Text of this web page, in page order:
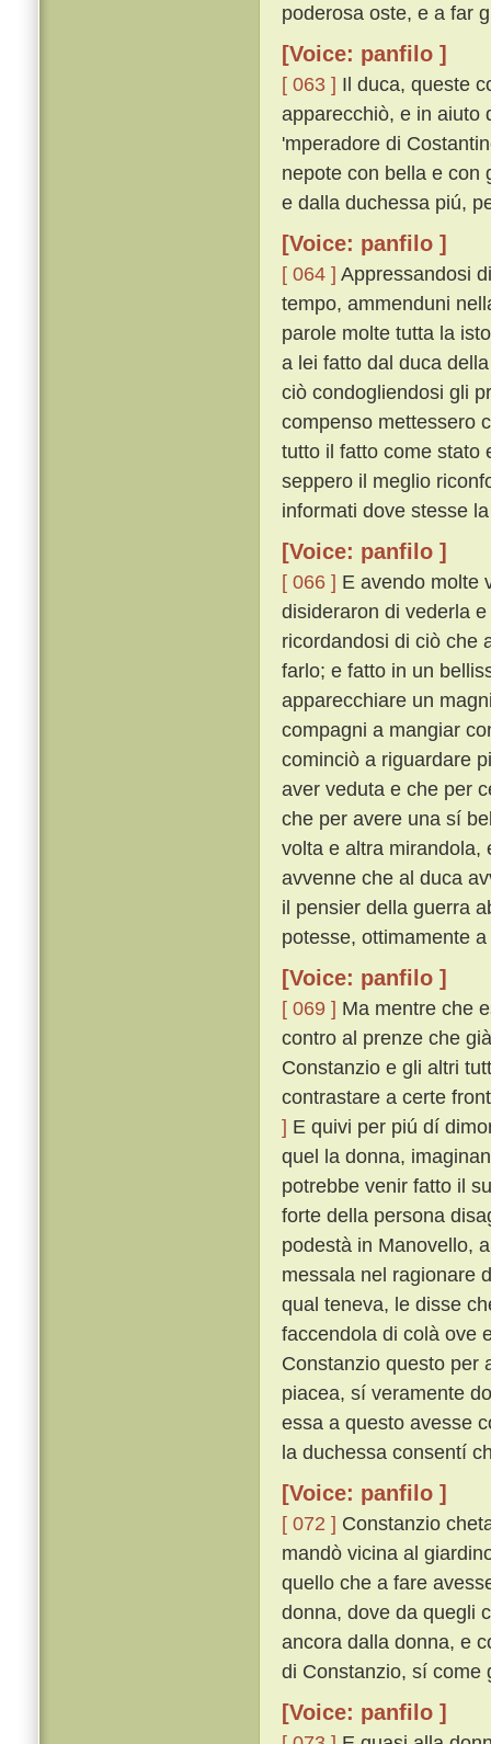
poderosa oste, e a far
[Voice: panfilo ]
[ 063 ] Il duca, queste
apparecchiò, e in aiuto
'mperadore di
nepote con bella e con
e dalla duchessa piú,
[Voice: panfilo ]
[ 064 ] Appressandosi
tempo, ammenduni
parole molte tutta la
a lei fatto dal duca
ciò condogliendosi gli
compenso mettessero
tutto il fatto come stato
seppero il meglio
informati dove stesse
[Voice: panfilo ]
[ 066 ] E avendo molte
disideraron di vederla
ricordandosi di ciò che
farlo; e fatto in un
apparecchiare un
compagni a mangiar
cominciò a riguardare
aver veduta e che per
che per avere una sí
volta e altra mirandola,
avvenne che al duca
il pensier della guerra
potesse, ottimamente
[Voice: panfilo ]
[ 069 ] Ma mentre che
contro al prenze che
Constanzio e gli altri
contrastare a certe
] E quivi per piú dí
quel la donna,
potrebbe venir fatto il
forte della persona
podestà in Manovello,
messala nel ragionare
qual teneva, le disse
faccendola di colà ove
Constanzio questo per
piacea, sí veramente
essa a questo avesse
la duchessa consentí
[Voice: panfilo ]
[ 072 ] Constanzio
mandò vicina al
quello che a fare
donna, dove da quegli
ancora dalla donna, e
di Constanzio, sí come
[Voice: panfilo ]